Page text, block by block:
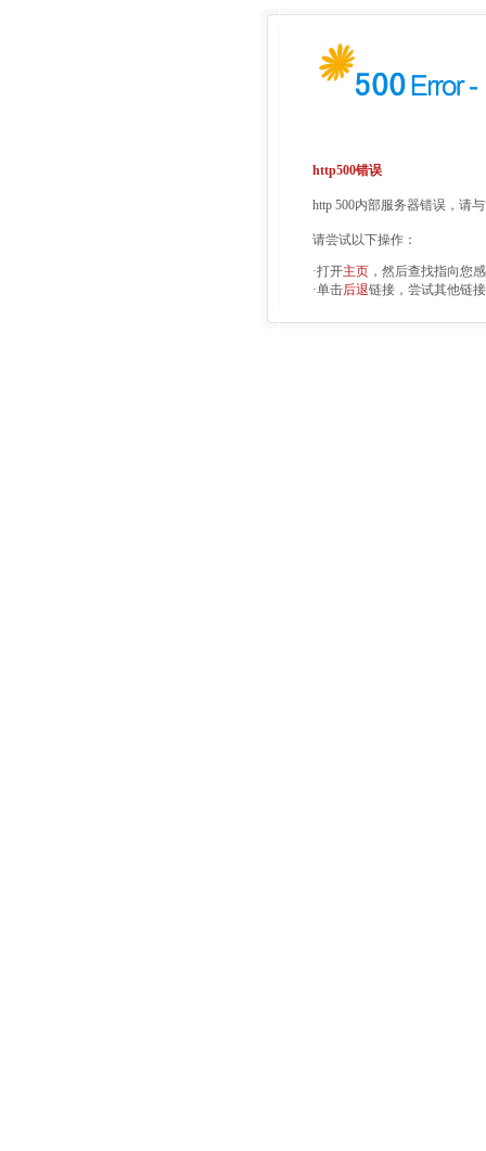
http500错误
http 500内部服务器错误，请
请尝试以下操作：
·打开主页 ，然后查找指向您
·单击后退链接，尝试其他链